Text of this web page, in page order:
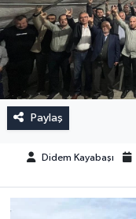
Paylaş
Didem Kayabaşı